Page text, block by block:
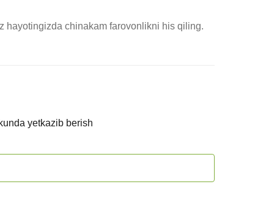
hayotingizda chinakam farovonlikni his qiling.
yetkazib berish